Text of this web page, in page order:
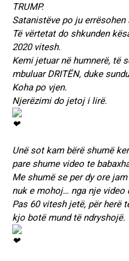
TRUMP.
Satanistëve po ju
Të vërtetat do shkunden
2020 vitesh.
Kemi jetuar në humnerë, të
mbuluar DRITËN, duke
Koha po vjen.
Njerëzimi do jetoj i lirë.
Unë sot kam bërë shumë
pare shume video te
Me shumë se per dy ore
nuk e mohoj… nga nje video
Pas 60 vitesh jetë, për herë
kjo botë mund të ndryshojë.